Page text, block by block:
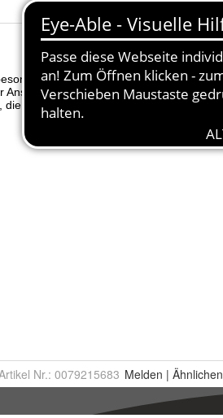
Nr.: 0079215683 Melden | Ähnlichen